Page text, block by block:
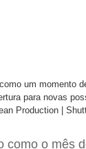
um momento
para novas
Production |
como o mês